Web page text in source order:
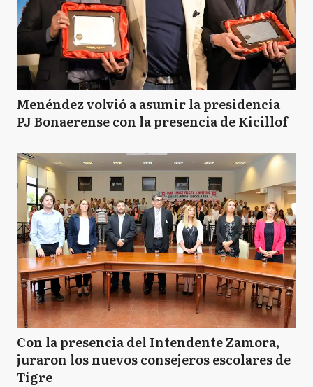
Menéndez volvió a asumir la presidencia
PJ Bonaerense con la presencia de Kicillof
Con la presencia del Intendente Zamora,
juraron los nuevos consejeros escolares de
Tigre